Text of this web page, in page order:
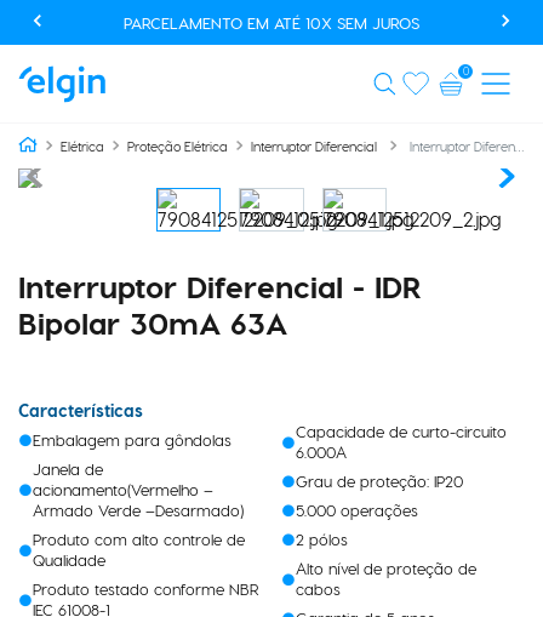
PARCELAMENTO EM ATÉ 10X SEM JUROS
0
Elétrica Proteção Elétrica Interruptor Diferencial
Interruptor Diferencial - IDR
Bipolar 30mA 63A
Características
Embalagem para gôndolas
Janela de
acionamento(Vermelho –
Armado Verde –Desarmado)
Produto com alto controle de
Qualidade
Produto testado conforme NBR
IEC 61008-1
Capacidade de curto-circuito
6.000A
Grau de proteção: IP20
5.000 operações
2 pólos
Alto nível de proteção de
cabos